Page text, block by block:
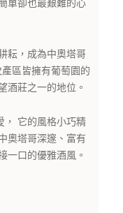
單卻也最艱難的心
耘，成為中奧塔哥
區皆擁有葡萄園的
酒莊之一的地位。
， 它的風格小巧精
奧塔哥深邃、富有
一口的優雅酒風。